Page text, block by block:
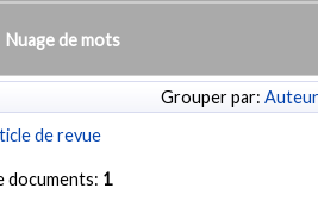
Nuage de mots
Grouper par:
de revue
documents: 1